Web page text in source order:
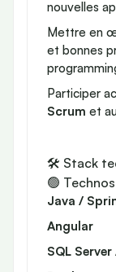
nouvelles
Mettre en
et bonnes
Participer
Scrum et
🛠️ Stack
🟢
Java /
Angular
SQL